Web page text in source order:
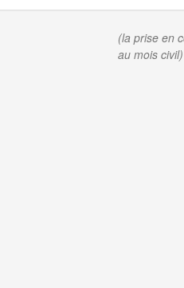
(la prise en
au mois civil)